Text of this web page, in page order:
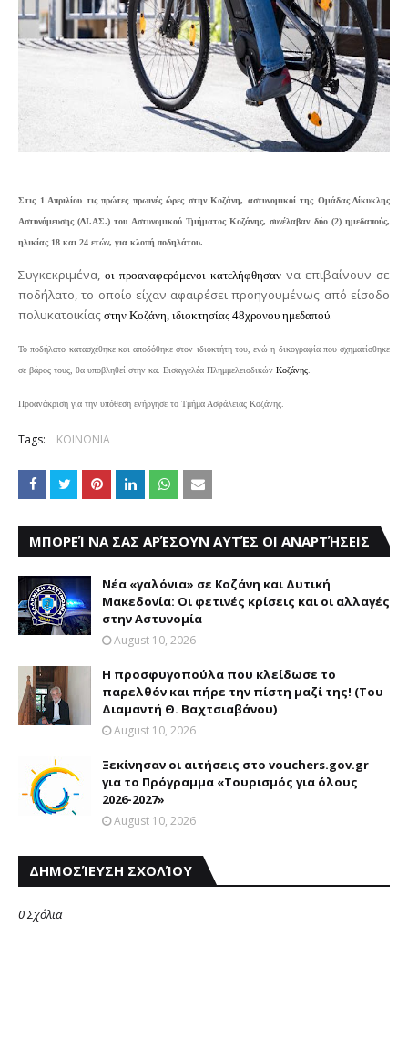
Στις 1 Απριλίου τις πρώτες πρωινές ώρες στην Κοζάνη, αστυνομικοί της Ομάδας Δίκυκλης
Αστυνόμευσης (ΔΙ.ΑΣ.) του Αστυνομικού Τμήματος Κοζάνης, συνέλαβαν δύο (2) ημεδαπούς,
ηλικίας 18 και 24 ετών, για κλοπή ποδηλάτου.
Συγκεκριμένα, οι προαναφερόμενοι κατελήφθησαν να επιβαίνουν σε
ποδήλατο, το οποίο είχαν αφαιρέσει προηγουμένως από είσοδο
πολυκατοικίας στην Κοζάνη, ιδιοκτησίας 48χρονου ημεδαπού.
Το ποδήλατο κατασχέθηκε και αποδόθηκε στον ιδιοκτήτη του, ενώ η δικογραφία που σχηματίσθηκε
σε βάρος τους, θα υποβληθεί στην κα. Εισαγγελέα Πλημμελειοδικών Κοζάνης
Προανάκριση για την υπόθεση ενήργησε το Τμήμα Ασφάλειας Κοζάνης.
Tags: ΚΟΙΝΩΝΙΑ
ΜΠΟΡΕΊ ΝΑ ΣΑΣ ΑΡΈΣΟΥΝ ΑΥΤΈΣ ΟΙ ΑΝΑΡΤΉΣΕΙΣ
Νέα «γαλόνια» σε Κοζάνη και Δυτική
Μακεδονία: Οι φετινές κρίσεις και οι αλλαγές
στην Αστυνομία
August 10, 2026
Η προσφυγοπούλα που κλείδωσε το
παρελθόν και πήρε την πίστη μαζί της! (Του
Διαμαντή Θ. Βαχτσιαβάνου)
August 10, 2026
Ξεκίνησαν οι αιτήσεις στο vouchers.gov.gr
για το Πρόγραμμα «Τουρισμός για όλους
2026-2027»
August 10, 2026
ΔΗΜΟΣΊΕΥΣΗ ΣΧΟΛΊΟΥ
0 Σχόλια